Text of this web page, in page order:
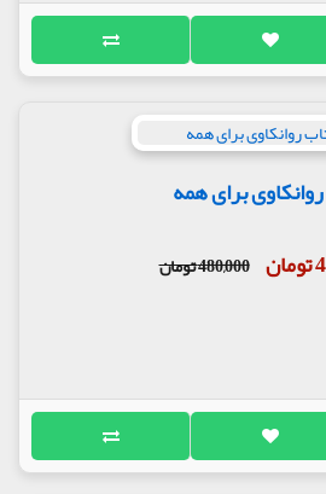
برای همه
480,000 تومان